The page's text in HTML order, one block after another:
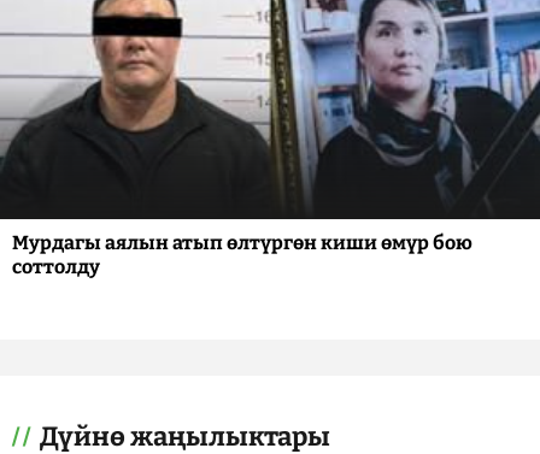
Мурдагы аялын атып өлтүргөн киши өмүр бою
соттолду
Дүйнө жаңылыктары